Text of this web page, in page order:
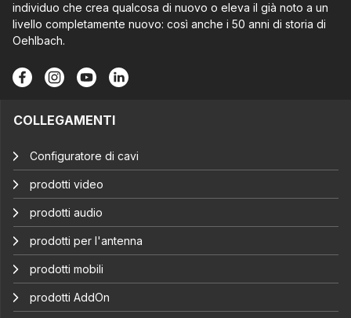
individuo che crea qualcosa di nuovo o eleva il già noto a un
livello completamente nuovo: così anche i 50 anni di storia di
Oehlbach.
COLLEGAMENTI
Configuratore di cavi
prodotti video
prodotti audio
prodotti per l'antenna
prodotti mobili
prodotti AddOn